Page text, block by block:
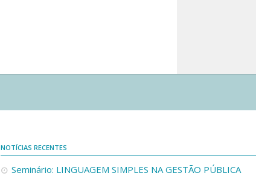
NOTÍCIAS RECENTES
Seminário: LINGUAGEM SIMPLES NA GESTÃO PÚBLICA